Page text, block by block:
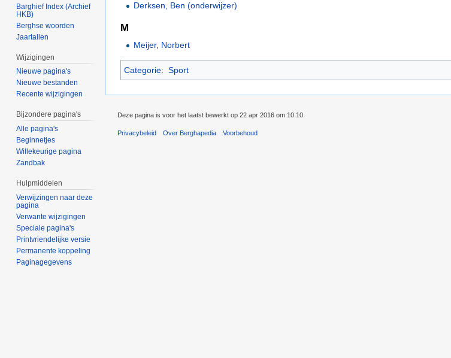
Derksen, Ben (onderwijzer)
M
Meijer, Norbert
Categorie: Sport
Barghief Index (Archief
HKB)
Berghse woorden
Jaartallen
Wijzigingen
Nieuwe pagina's
Nieuwe bestanden
Recente wijzigingen
Bijzondere pagina's
Alle pagina's
Beginnetjes
Willekeurige pagina
Zandbak
Hulpmiddelen
Verwijzingen naar deze
pagina
Verwante wijzigingen
Speciale pagina's
Printvriendelijke versie
Permanente koppeling
Paginagegevens
Deze pagina is voor het laatst bewerkt op 22 apr 2016 om 10:10.
Privacybeleid Over Berghapedia Voorbehoud